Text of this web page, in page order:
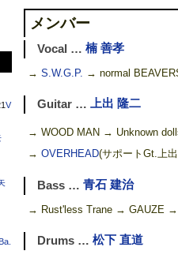
メンバー
Vocal … 楠 善孝
→ S.W.G.P. → normal
Guitar … 上出 隆二
→ WOOD MAN → Unknown
→ OVERHEAD(サポートGt.上
Bass … 青石 建治
→ Rust'less Trane → GAUZE →
Drums … 松下 直道
V